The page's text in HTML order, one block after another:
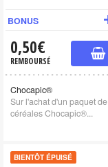
BONUS
0,50€
REMBOURSÉ
Chocapic®
Sur l'achat d'un paquet de
céréales Chocapic®...
BIENTÔT ÉPUISÉ